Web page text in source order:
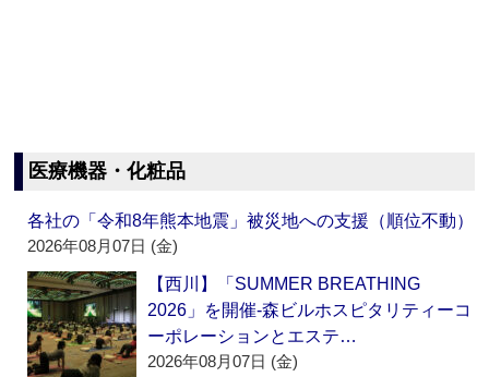
医療機器・化粧品
各社の「令和8年熊本地震」被災地への支援（順位不動）
2026年08月07日 (金)
【西川】「SUMMER BREATHING
2026」を開催‐森ビルホスピタリティーコ
ーポレーションとエステ…
2026年08月07日 (金)